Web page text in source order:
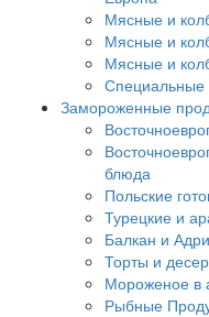
Мясные и
Мясные и
Мясные и
Специальные
Замороженные
блюда
Польские
Турецкие и
Балкан и
Торты и
Мороженое в
Рыбные